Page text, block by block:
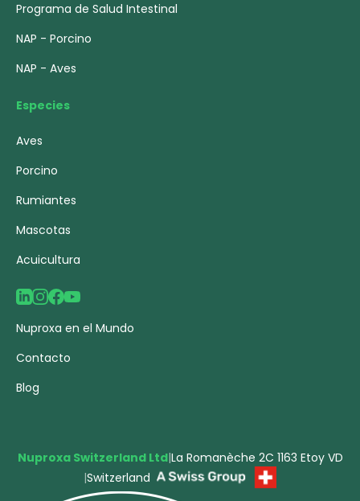
Programa de Salud Intestinal
NAP - Porcino
NAP - Aves
Especies
Aves
Porcino
Rumiantes
Mascotas
Acuicultura
Nuproxa en el Mundo
Contacto
Blog
Nuproxa Switzerland Ltd|La Romanèche 2C 1163 Etoy VD
|Switzerland